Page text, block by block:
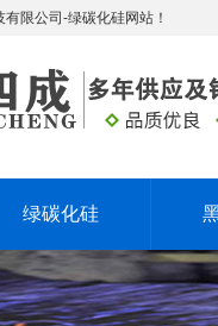
限公司-绿碳化硅网站！
绿碳化硅